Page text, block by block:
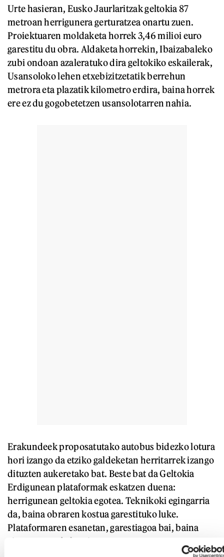
Urte hasieran, Eusko Jaurlaritzak geltokia 87
metroan herrigunera gerturatzea onartu zuen.
Proiektuaren moldaketa horrek 3,46 milioi euro
garestitu du obra. Aldaketa horrekin, Ibaizabaleko
zubi ondoan azaleratuko dira geltokiko eskailerak,
Usansoloko lehen etxebizitzetatik berrehun
metrora eta plazatik kilometro erdira, baina horrek
ere ez du gogobetetzen usansolotarren nahia.
Erakundeek proposatutako autobus bidezko lotura
hori izango da etziko galdeketan herritarrek izango
dituzten aukeretako bat. Beste bat da Geltokia
Erdigunean plataformak eskatzen duena:
herrigunean geltokia egotea. Teknikoki egingarria
da, baina obraren kostua garestituko luke.
Plataformaren esanetan, garestiagoa bai, baina
«justuagoa» da herritarrentzat.
Hirugarrena erdibidekoa da: herrigunea eta